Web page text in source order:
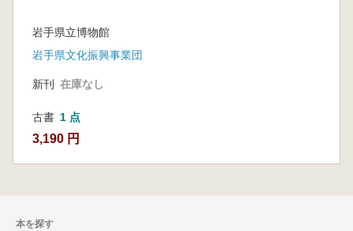
岩手県立博物館
岩手県文化振興事業団
新刊 在庫なし
古書 1 点
3,190 円
本を探す